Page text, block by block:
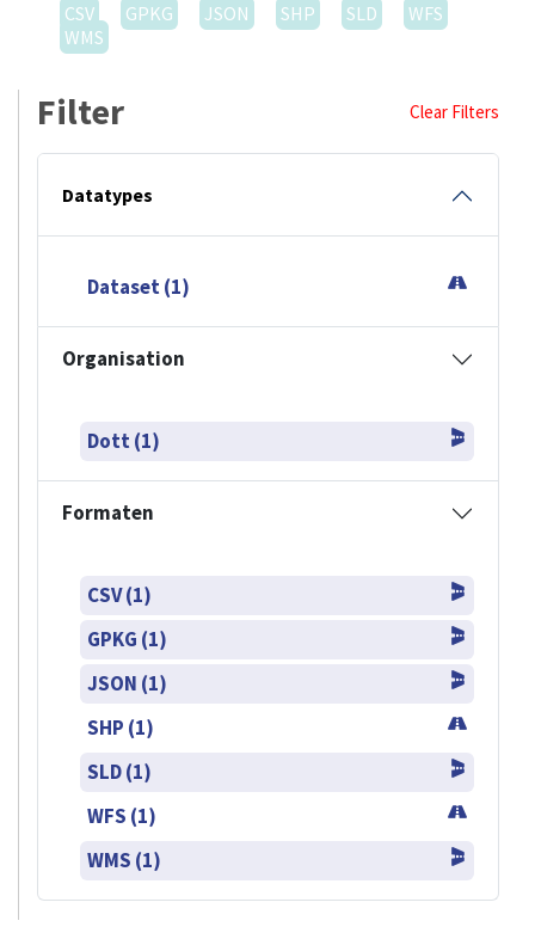
CSV
GPKG JSON SHP SLD
WFS
WMS
Filter Clear Filters
Datatypes
Dataset (1)
Organisation
Dott (1)
Formaten
CSV (1)
GPKG (1)
JSON (1)
SHP (1)
SLD (1)
WFS (1)
WMS (1)